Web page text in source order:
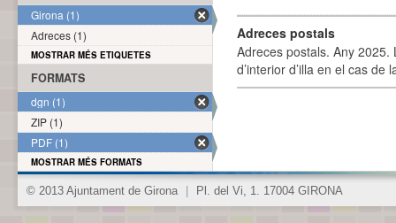
Adreces postals
Adreces postals. Any 2025.
d’interior d’illa en el cas
Girona (1)
Adreces (1)
MOSTRAR MÉS ETIQUETES
FORMATS
dgn (1)
ZIP (1)
PDF (1)
MOSTRAR MÉS FORMATS
© 2013 Ajuntament de Girona Pl. del Vi, 1. 17004 GIRONA